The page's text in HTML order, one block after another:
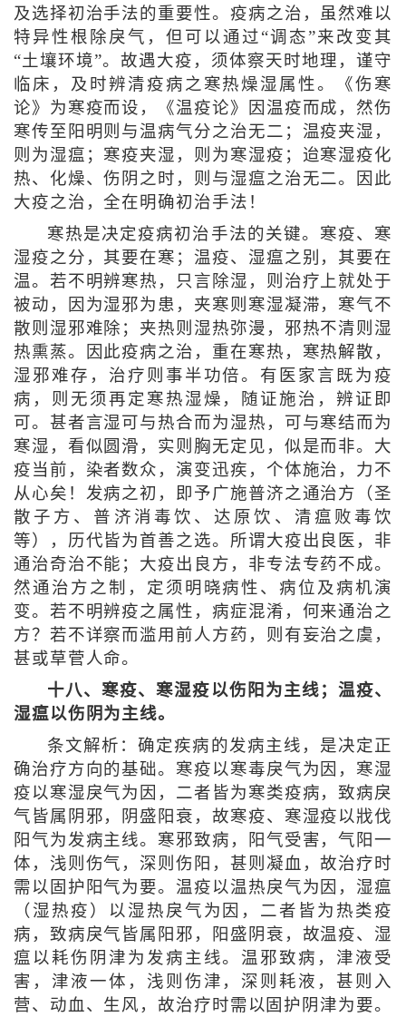
及选择初治手法的重要性。疫病之治，虽然难以
特异性根除戾气，但可以通过“调态”来改变其
“土壤环境”。故遇大疫，须体察天时地理，谨守
临床，及时辨清疫病之寒热燥湿属性。《伤寒
论》为寒疫而设，《温疫论》因温疫而成，然伤
寒传至阳明则与温病气分之治无二；温疫夹湿，
则为湿瘟；寒疫夹湿，则为寒湿疫；迨寒湿疫化
热、化燥、伤阴之时，则与湿瘟之治无二。因此
大疫之治，全在明确初治手法！
寒热是决定疫病初治手法的关键。寒疫、寒
湿疫之分，其要在寒；温疫、湿瘟之别，其要在
温。若不明辨寒热，只言除湿，则治疗上就处于
被动，因为湿邪为患，夹寒则寒湿凝滞，寒气不
散则湿邪难除；夹热则湿热弥漫，邪热不清则湿
热熏蒸。因此疫病之治，重在寒热，寒热解散，
湿邪难存，治疗则事半功倍。有医家言既为疫
病，则无须再定寒热湿燥，随证施治，辨证即
可。甚者言湿可与热合而为湿热，可与寒结而为
寒湿，看似圆滑，实则胸无定见，似是而非。大
疫当前，染者数众，演变迅疾，个体施治，力不
从心矣！发病之初，即予广施普济之通治方（圣
散子方、普济消毒饮、达原饮、清瘟败毒饮
等），历代皆为首善之选。所谓大疫出良医，非
通治奇治不能；大疫出良方，非专法专药不成。
然通治方之制，定须明晓病性、病位及病机演
变。若不明辨疫之属性，病症混淆，何来通治之
方？若不详察而滥用前人方药，则有妄治之虞，
甚或草菅人命。
十八、寒疫、寒湿疫以伤阳为主线；温疫、
湿瘟以伤阴为主线。
条文解析：确定疾病的发病主线，是决定正
确治疗方向的基础。寒疫以寒毒戾气为因，寒湿
疫以寒湿戾气为因，二者皆为寒类疫病，致病戾
气皆属阴邪，阴盛阳衰，故寒疫、寒湿疫以戕伐
阳气为发病主线。寒邪致病，阳气受害，气阳一
体，浅则伤气，深则伤阳，甚则凝血，故治疗时
需以固护阳气为要。温疫以温热戾气为因，湿瘟
（湿热疫）以湿热戾气为因，二者皆为热类疫
病，致病戾气皆属阳邪，阳盛阴衰，故温疫、湿
瘟以耗伤阴津为发病主线。温邪致病，津液受
害，津液一体，浅则伤津，深则耗液，甚则入
营、动血、生风，故治疗时需以固护阴津为要。